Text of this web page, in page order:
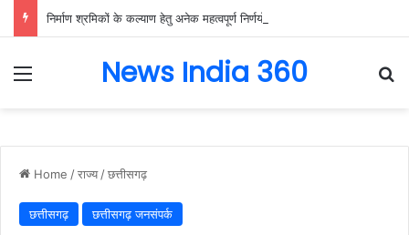
Menu News India 360
Home /राज्य /छत्तीसगढ़
छत्तीसगढ़ छत्तीसगढ़ जनसंपर्क